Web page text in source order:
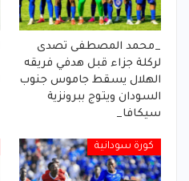
_محمد المصطفى تصدى
لركلة جزاء قبل هدفي فريقه
الهلال يسقط جاموس جنوب
السودان ويتوج ببرونزية
سيكافا_
كورة سودانية